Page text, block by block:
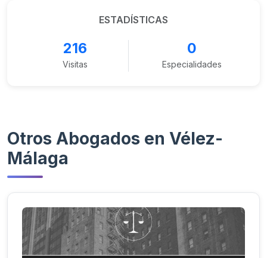
ESTADÍSTICAS
216
Visitas
0
Especialidades
Otros Abogados en Vélez-
Málaga